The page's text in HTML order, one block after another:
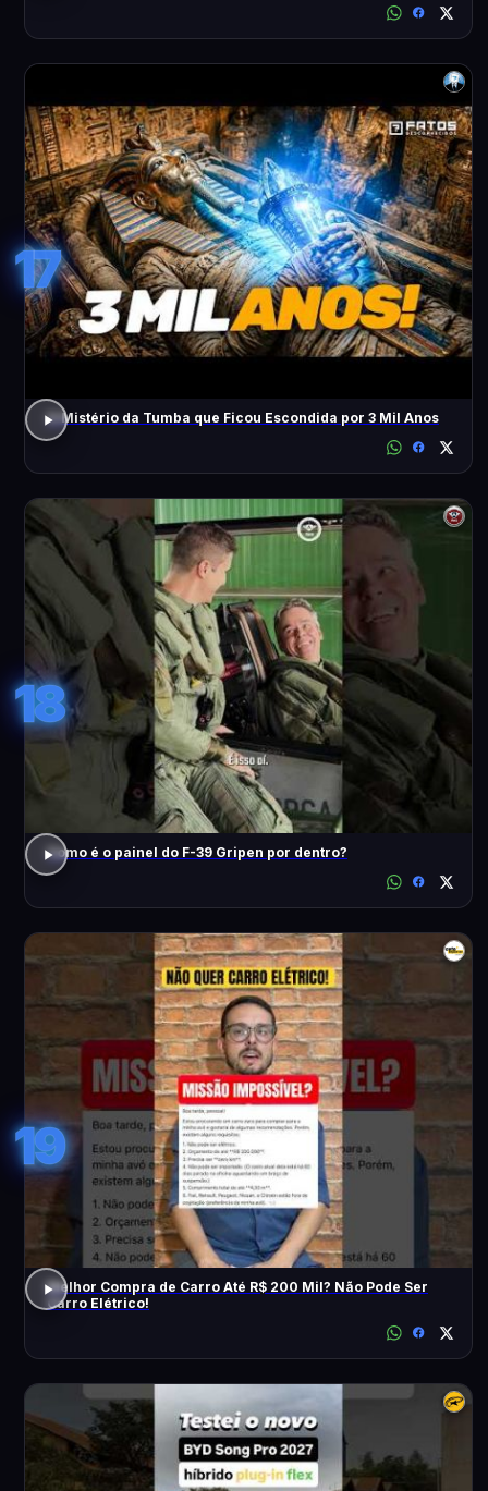
17
O Mistério da Tumba que Ficou Escondida por 3 Mil Anos
18
Como é o painel do F-39 Gripen por dentro?
19
Melhor Compra de Carro Até R$ 200 Mil? Não Pode Ser
Carro Elétrico!